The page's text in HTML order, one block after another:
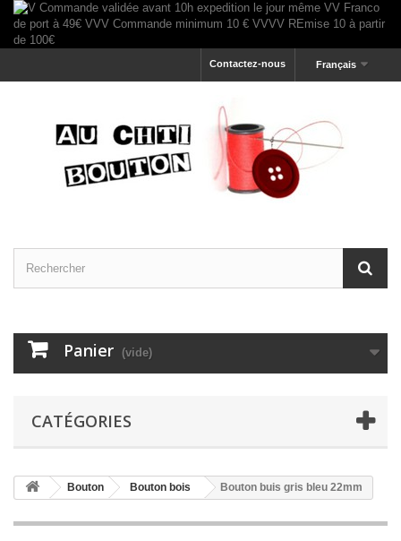
Français
Contactez-nous
Panier (vide)
CATÉGORIES
Bouton Bouton bois Bouton buis gris bleu 22mm